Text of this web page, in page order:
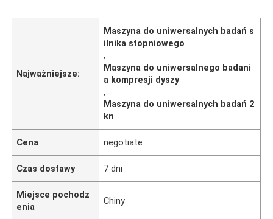
Najważniejsze:
Maszyna do uniwersalnych badań s
ilnika stopniowego
,
Maszyna do uniwersalnego badani
a kompresji dyszy
,
Maszyna do uniwersalnych badań 2
kn
Cena negotiate
Czas dostawy 7 dni
Miejsce pochodz
enia
Chiny